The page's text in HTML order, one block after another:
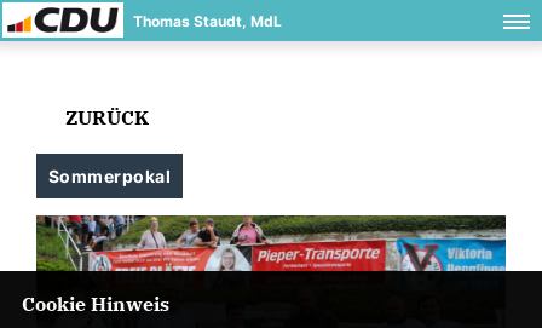
Thomas Staudt, MdL
ZURÜCK
Sommerpokal
Cookie Hinweis